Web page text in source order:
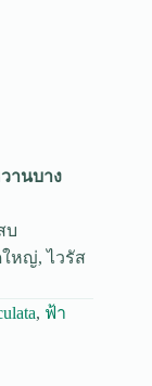
านบาง
บ
ใหญ่, ไวรัส
, ฟ้า